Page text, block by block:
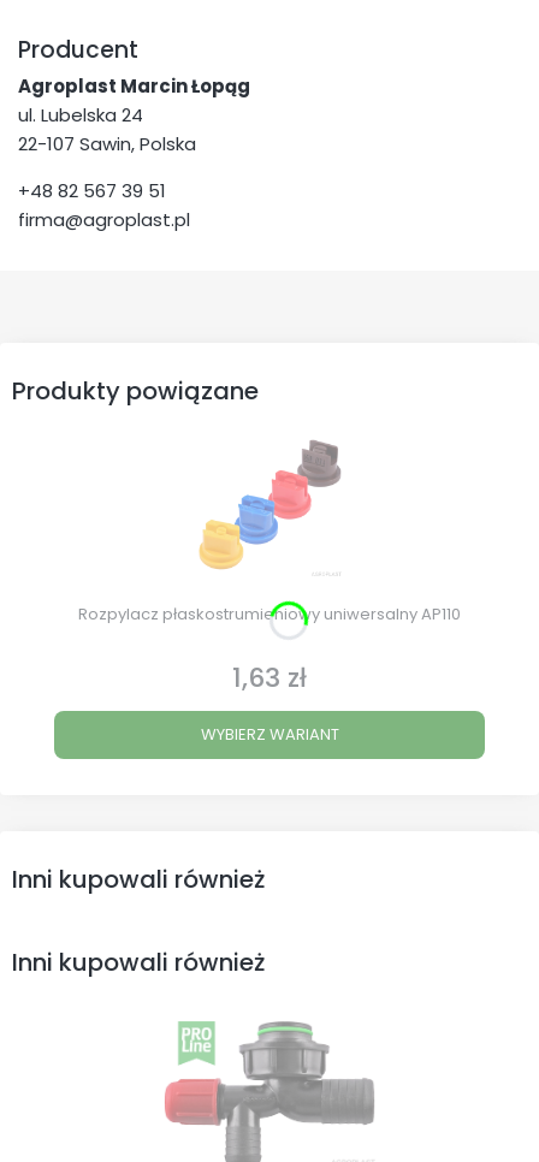
Producent
Agroplast Marcin Łopąg
ul. Lubelska 24
22-107 Sawin, Polska
+48 82 567 39 51
firma@agroplast.pl
Produkty powiązane
Rozpylacz płaskostrumieniowy uniwersalny AP110
Cena
1,63 zł
WYBIERZ WARIANT
Inni kupowali również
Inni kupowali również